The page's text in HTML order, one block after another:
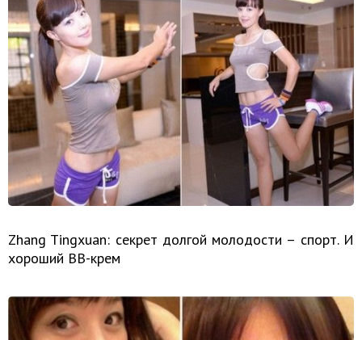
Zhang Tingxuan: секрет долгой молодости – спорт. И
хороший BB-крем